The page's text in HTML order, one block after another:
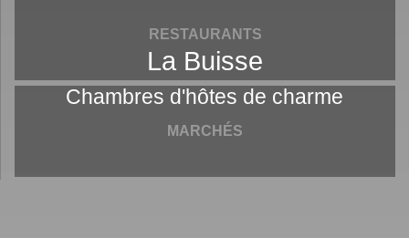
La Buisse
Chambres d'hôtes de charme
RESTAURANTS
MARCHÉS